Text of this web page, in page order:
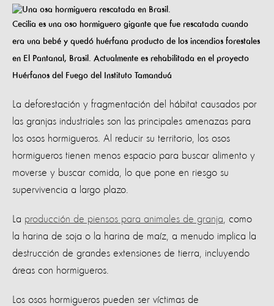
Cecilia es una oso hormiguero gigante que fue rescatada cuando
era una bebé y quedó huérfana producto de los incendios forestales
en El Pantanal, Brasil. Actualmente es rehabilitada en el proyecto
Huérfanos del Fuego del Instituto Tamanduá
La deforestación y fragmentación del hábitat causados por
las granjas industriales son las principales amenazas para
los osos hormigueros. Al reducir su territorio, los osos
hormigueros tienen menos espacio para buscar alimento y
moverse y buscar comida, lo que pone en riesgo su
supervivencia a largo plazo.
La producción de piensos para animales de granja , como
la harina de soja o la harina de maíz, a menudo implica la
destrucción de grandes extensiones de tierra, incluyendo
áreas con hormigueros.
Los osos hormigueros pueden ser víctimas de